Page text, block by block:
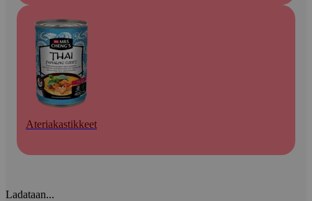
Ateriakastikkeet
Ladataan...